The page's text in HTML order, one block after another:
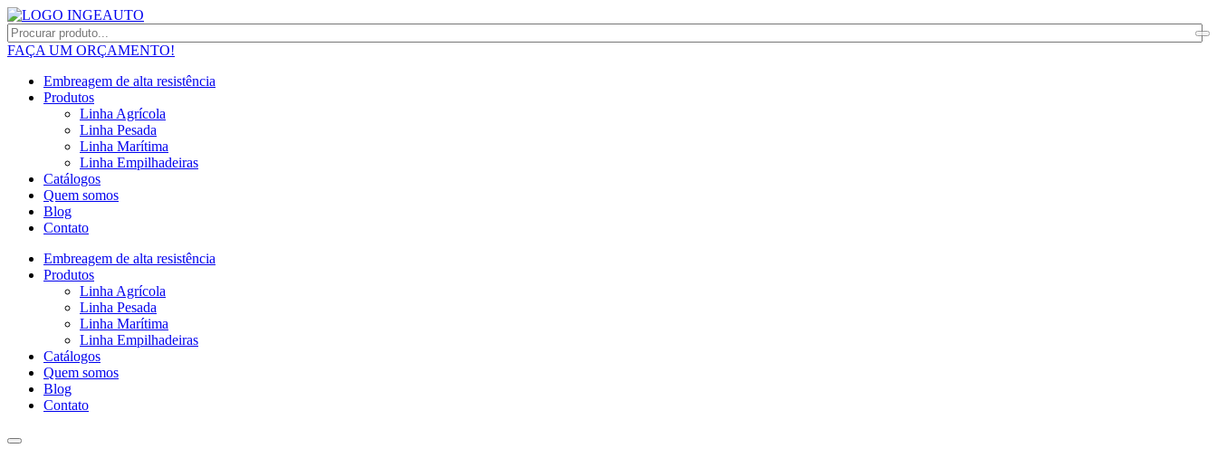
FAÇA UM ORÇAMENTO!
Embreagem de alta resistência
Produtos
Linha Agrícola
Linha Pesada
Linha Marítima
Linha Empilhadeiras
Catálogos
Quem somos
Blog
Contato
Embreagem de alta resistência
Produtos
Linha Agrícola
Linha Pesada
Linha Marítima
Linha Empilhadeiras
Catálogos
Quem somos
Blog
Contato